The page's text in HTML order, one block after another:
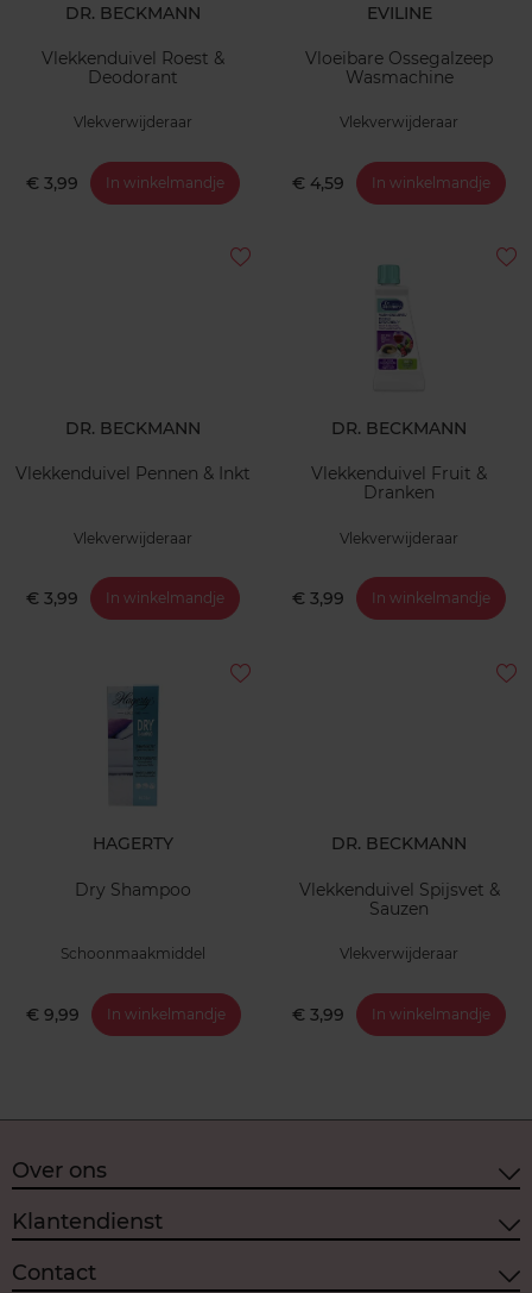
DR. BECKMANN
Vlekkenduivel Roest &
Deodorant
Vlekverwijderaar
€ 3,99 In winkelmandje
EVILINE
Vloeibare Ossegalzeep
Wasmachine
Vlekverwijderaar
€ 4,59 In winkelmandje
DR. BECKMANN
Vlekkenduivel Pennen & Inkt
Vlekverwijderaar
€ 3,99 In winkelmandje
DR. BECKMANN
Vlekkenduivel Fruit &
Dranken
Vlekverwijderaar
€ 3,99 In winkelmandje
HAGERTY
Dry Shampoo
Schoonmaakmiddel
€ 9,99 In winkelmandje
DR. BECKMANN
Vlekkenduivel Spijsvet &
Sauzen
Vlekverwijderaar
€ 3,99 In winkelmandje
Over ons
Klantendienst
Contact